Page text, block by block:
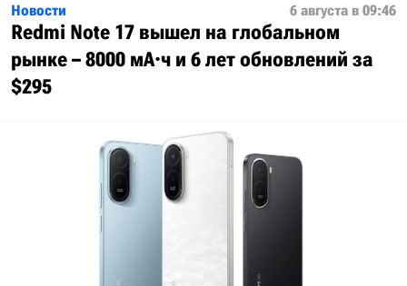
Новости 6 августа в 09:46
Redmi Note 17 вышел на глобальном
рынке – 8000 мА·ч и 6 лет обновлений за
$295